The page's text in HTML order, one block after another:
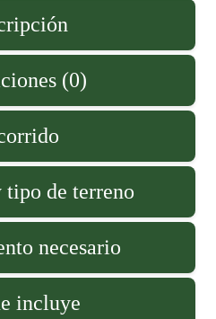
(0)
de terreno
necesario
incluye